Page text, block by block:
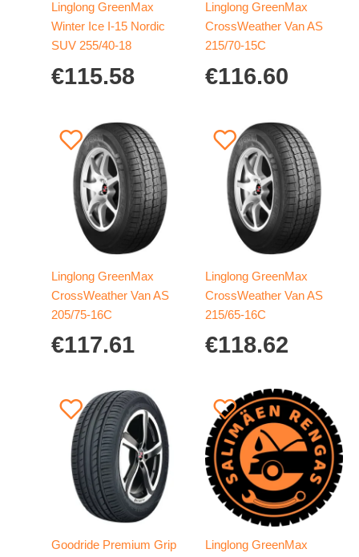
Linglong GreenMax
Winter Ice I-15 Nordic
SUV 255/40-18
€115.58
Linglong GreenMax
CrossWeather Van AS
215/70-15C
€116.60
Linglong GreenMax
CrossWeather Van AS
205/75-16C
€117.61
Linglong GreenMax
CrossWeather Van AS
215/65-16C
€118.62
Goodride Premium Grip
Linglong GreenMax